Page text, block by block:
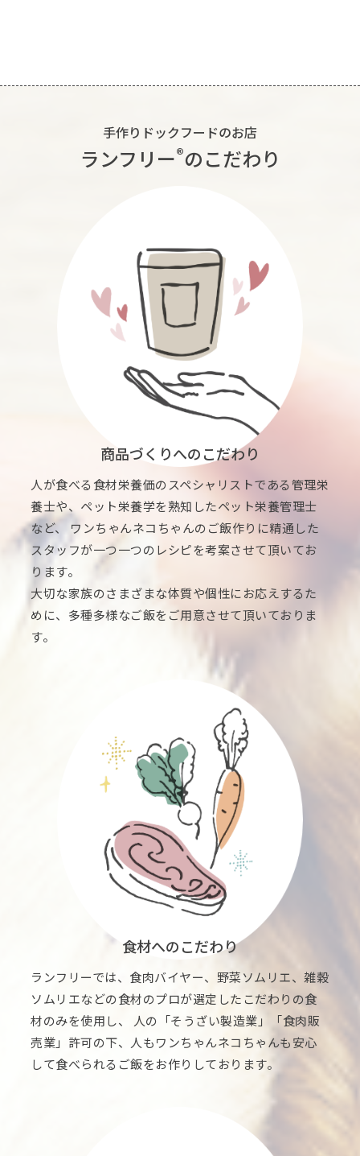
手作りドックフードのお店
ランフリー®︎のこだわり
商品づくりへのこだわり
人が食べる食材栄養価のスペシャリストである管理栄
養士や、ペット栄養学を熟知したペット栄養管理士
など、 ワンちゃんネコちゃんのご飯作りに精通した
スタッフが一つ一つのレシピを考案させて頂いてお
ります。
大切な家族のさまざまな体質や個性にお応えするた
めに、多種多様なご飯をご用意させて頂いておりま
す。
食材へのこだわり
ランフリーでは、食肉バイヤー、野菜ソムリエ、雑穀
ソムリエなどの食材のプロが選定したこだわりの食
材のみを使用し、 人の「そうざい製造業」「食肉販
売業」許可の下、人もワンちゃんネコちゃんも安心
して食べられるご飯をお作りしております。